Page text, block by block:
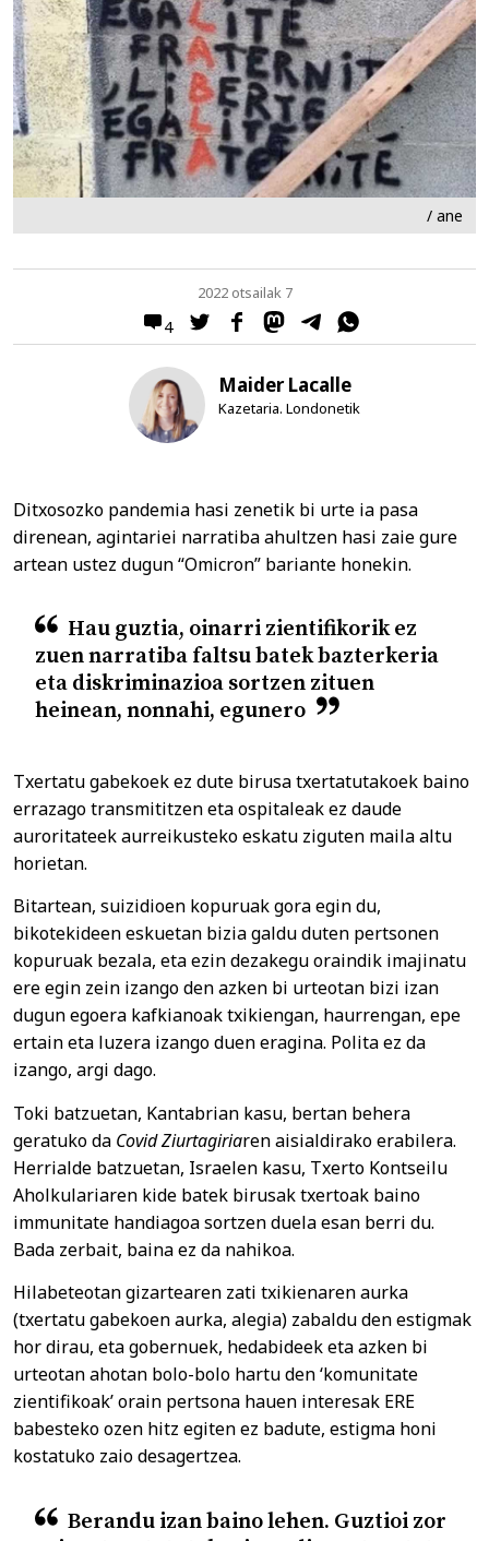
/ ane
4
2022 otsailak 7
Maider Lacalle
Kazetaria. Londonetik
Ditxosozko pandemia hasi zenetik bi urte ia pasa
direnean, agintariei narratiba ahultzen hasi zaie gure
artean ustez dugun “Omicron” bariante honekin.
Hau guztia, oinarri zientifikorik ez
zuen narratiba faltsu batek bazterkeria
eta diskriminazioa sortzen zituen
heinean, nonnahi, egunero
Txertatu gabekoek ez dute birusa txertatutakoek baino
errazago transmititzen eta ospitaleak ez daude
auroritateek aurreikusteko eskatu ziguten maila altu
horietan.
Bitartean, suizidioen kopuruak gora egin du,
bikotekideen eskuetan bizia galdu duten pertsonen
kopuruak bezala, eta ezin dezakegu oraindik imajinatu
ere egin zein izango den azken bi urteotan bizi izan
dugun egoera kafkianoak txikiengan, haurrengan, epe
ertain eta luzera izango duen eragina. Polita ez da
izango, argi dago.
Toki batzuetan, Kantabrian kasu, bertan behera
geratuko da Covid Ziurtagiriaren aisialdirako erabilera.
Herrialde batzuetan, Israelen kasu, Txerto Kontseilu
Aholkulariaren kide batek birusak txertoak baino
immunitate handiagoa sortzen duela esan berri du.
Bada zerbait, baina ez da nahikoa.
Hilabeteotan gizartearen zati txikienaren aurka
(txertatu gabekoen aurka, alegia) zabaldu den estigmak
hor dirau, eta gobernuek, hedabideek eta azken bi
urteotan ahotan bolo-bolo hartu den ‘komunitate
zientifikoak’ orain pertsona hauen interesak ERE
babesteko ozen hitz egiten ez badute, estigma honi
kostatuko zaio desagertzea.
Berandu izan baino lehen. Guztioi zor